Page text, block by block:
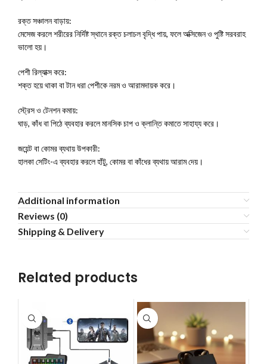
রক্ত সঞ্চালন বাড়ায়:
মেসেজ করলে শরীরের নির্দিষ্ট স্থানে রক্ত চলাচল বৃদ্ধি পায়, ফলে অক্সিজেন ও পুষ্টি সরবরাহ
ভালো হয়।
পেশী রিল্যাক্স করে:
শক্ত হয়ে থাকা বা টান ধরা পেশীকে নরম ও আরামদায়ক করে।
স্ট্রেস ও টেনশন কমায়:
ঘাড়, কাঁধ বা পিঠে ব্যবহার করলে মানসিক চাপ ও ক্লান্তি কমাতে সাহায্য করে।
জয়েন্ট বা কোমর ব্যথায় উপকারী:
হালকা সেটিং-এ ব্যবহার করলে হাঁটু, কোমর বা কাঁধের ব্যথায় আরাম দেয়।
Additional information
Reviews (0)
Shipping & Delivery
Related products